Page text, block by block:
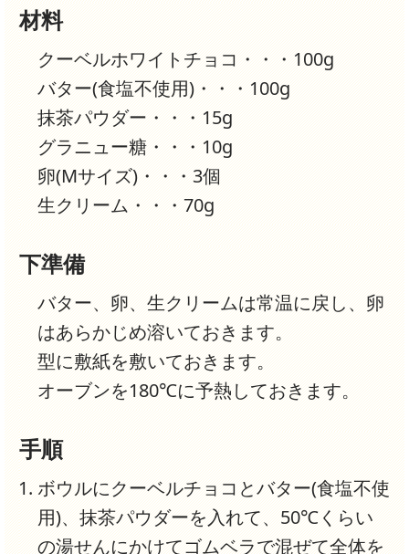
材料
クーベルホワイトチョコ・・・100g
バター(食塩不使用)・・・100g
抹茶パウダー・・・15g
グラニュー糖・・・10g
卵(Mサイズ)・・・3個
生クリーム・・・70g
下準備
バター、卵、生クリームは常温に戻し、卵
はあらかじめ溶いておきます。
型に敷紙を敷いておきます。
オーブンを180℃に予熱しておきます。
手順
ボウルにクーベルチョコとバター(食塩不使
用)、抹茶パウダーを入れて、50℃くらい
の湯せんにかけてゴムベラで混ぜて全体を